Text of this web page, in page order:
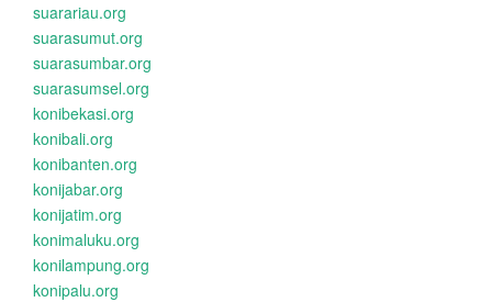
suarariau.org
suarasumut.org
suarasumbar.org
suarasumsel.org
konibekasi.org
konibali.org
konibanten.org
konijabar.org
konijatim.org
konimaluku.org
konilampung.org
konipalu.org